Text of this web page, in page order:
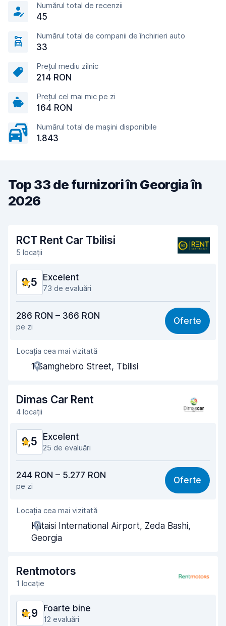
Numărul total de recenzii
45
Numărul total de companii de închirieri auto
33
Prețul mediu zilnic
214 RON
Prețul cel mai mic pe zi
164 RON
Numărul total de mașini disponibile
1.843
Top 33 de furnizori în Georgia în
2026
RCT Rent Car Tbilisi
5 locații
9,5 Excelent
73 de evaluări
9,5
Ușor de găsit 9,4
Amabilitatea agenților
Rapiditatea preluării
Rapiditatea predării
Curățenia mașinii
Starea mașinii
286 RON – 366 RON
pe zi
Oferte
Locația cea mai vizitată
1 Samghebro Street, Tbilisi
Dimas Car Rent
4 locații
9,5 Excelent
25 de evaluări
9,2
Ușor de găsit 9,7
Amabilitatea agenților
Rapiditatea preluării
Curățenia mașinii 9,5
Starea mașinii
244 RON – 5.277 RON
pe zi
Oferte
Locația cea mai vizitată
Kutaisi International Airport, Zeda Bashi,
Georgia
Rentmotors
1 locație
8,9 Foarte bine
12 evaluări